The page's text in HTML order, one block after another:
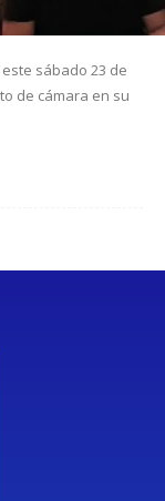
sábado 23 de
de cámara en su